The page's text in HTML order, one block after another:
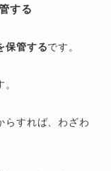
する
保管するです。
らすれば、わざわ